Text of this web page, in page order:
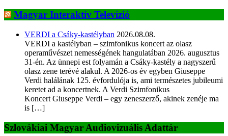
Magyar Interaktív Televízió
VERDI a Csáky-kastélyban 2026.08.08.
VERDI a kastélyban – szimfonikus koncert az olasz
operaművészet nemességének hangulatában 2026. augusztus
31-én. Az ünnepi est folyamán a Csáky-kastély a nagyszerű
olasz zene terévé alakul. A 2026-os év egyben Giuseppe
Verdi halálának 125. évfordulója is, ami természetes jubileumi
keretet ad a koncertnek. A Verdi Szimfonikus
Koncert Giuseppe Verdi – egy zeneszerző, akinek zenéje ma
is […]
Szlovákiai Magyar Audiovizuális Adattár